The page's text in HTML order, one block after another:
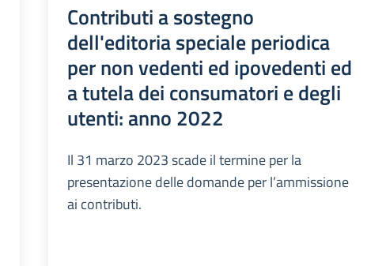
Contributi a sostegno
dell'editoria speciale periodica
per non vedenti ed ipovedenti ed
a tutela dei consumatori e degli
utenti: anno 2022
Il 31 marzo 2023 scade il termine per la
presentazione delle domande per l’ammissione
ai contributi.